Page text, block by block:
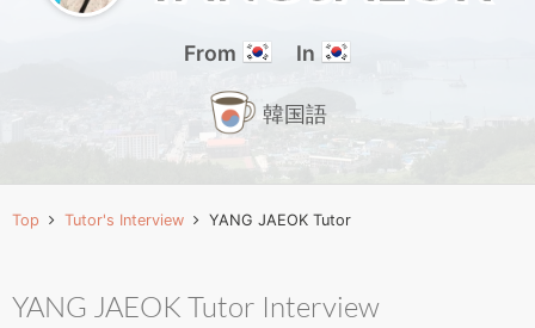
From In
韓国語
Top Tutor's Interview YANG JAEOK Tutor
YANG JAEOK Tutor Interview